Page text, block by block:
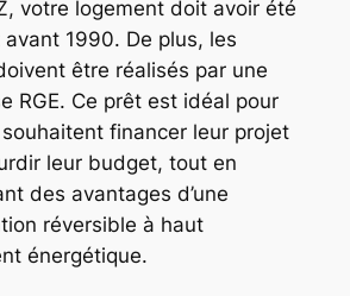
votre logement doit avoir été
1990. De plus, les
être réalisés par une
RGE. Ce prêt est idéal pour
financer leur projet
leur budget, tout en
des avantages d’une
réversible à haut
énergétique.